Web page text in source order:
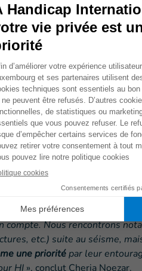
en collaboration avec
pour HI au Népal, a enseigné
à une urgence : comment
Suite à cette formation,
de Palu. Ils vont prodiguer
et enseigneront les gestes
aidés
plus fragiles
afin qu’elles puissent
pas leurs droits à Palu.
Nous rencontrons
etc.) suite au séisme,
une prioritépar leur
HI », conclut Cheria Noezar.